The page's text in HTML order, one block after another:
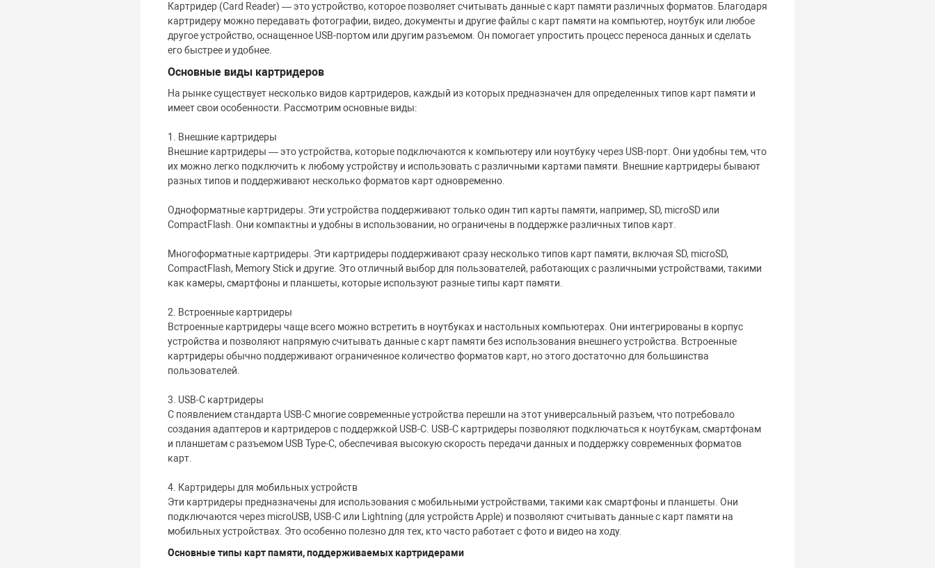
Картридер (Card Reader) — это устройство, которое позволяет считывать данные с карт памяти различных форматов. Благодаря
картридеру можно передавать фотографии, видео, документы и другие файлы с карт памяти на компьютер, ноутбук или любое
другое устройство, оснащенное USB-портом или другим разъемом. Он помогает упростить процесс переноса данных и сделать
его быстрее и удобнее.
Основные виды картридеров
На рынке существует несколько видов картридеров, каждый из которых предназначен для определенных типов карт памяти и
имеет свои особенности. Рассмотрим основные виды:
1. Внешние картридеры
Внешние картридеры — это устройства, которые подключаются к компьютеру или ноутбуку через USB-порт. Они удобны тем, что
их можно легко подключить к любому устройству и использовать с различными картами памяти. Внешние картридеры бывают
разных типов и поддерживают несколько форматов карт одновременно.
Одноформатные картридеры. Эти устройства поддерживают только один тип карты памяти, например, SD, microSD или
CompactFlash. Они компактны и удобны в использовании, но ограничены в поддержке различных типов карт.
Многоформатные картридеры. Эти картридеры поддерживают сразу несколько типов карт памяти, включая SD, microSD,
CompactFlash, Memory Stick и другие. Это отличный выбор для пользователей, работающих с различными устройствами, такими
как камеры, смартфоны и планшеты, которые используют разные типы карт памяти.
2. Встроенные картридеры
Встроенные картридеры чаще всего можно встретить в ноутбуках и настольных компьютерах. Они интегрированы в корпус
устройства и позволяют напрямую считывать данные с карт памяти без использования внешнего устройства. Встроенные
картридеры обычно поддерживают ограниченное количество форматов карт, но этого достаточно для большинства
пользователей.
3. USB-C картридеры
С появлением стандарта USB-C многие современные устройства перешли на этот универсальный разъем, что потребовало
создания адаптеров и картридеров с поддержкой USB-C. USB-C картридеры позволяют подключаться к ноутбукам, смартфонам
и планшетам с разъемом USB Type-C, обеспечивая высокую скорость передачи данных и поддержку современных форматов
карт.
4. Картридеры для мобильных устройств
Эти картридеры предназначены для использования с мобильными устройствами, такими как смартфоны и планшеты. Они
подключаются через microUSB, USB-C или Lightning (для устройств Apple) и позволяют считывать данные с карт памяти на
мобильных устройствах. Это особенно полезно для тех, кто часто работает с фото и видео на ходу.
Основные типы карт памяти, поддерживаемых картридерами